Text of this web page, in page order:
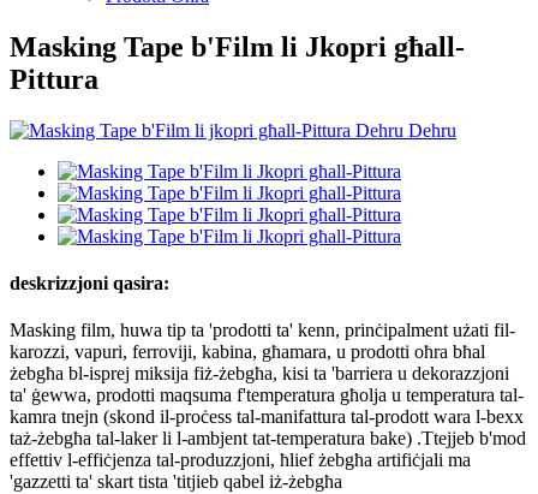
Masking Tape b'Film li Jkopri għall-
Pittura
deskrizzjoni qasira:
Masking film, huwa tip ta 'prodotti ta' kenn, prinċipalment użati fil-
karozzi, vapuri, ferroviji, kabina, għamara, u prodotti oħra bħal
żebgħa bl-isprej miksija fiż-żebgħa, kisi ta 'barriera u dekorazzjoni
ta' ġewwa, prodotti maqsuma f'temperatura għolja u temperatura tal-
kamra tnejn (skond il-proċess tal-manifattura tal-prodott wara l-bexx
taż-żebgħa tal-laker li l-ambjent tat-temperatura bake) .Ttejjeb b'mod
effettiv l-effiċjenza tal-produzzjoni, ħlief żebgħa artifiċjali ma
'gazzetti ta' skart tista 'titjieb qabel iż-żebgħa